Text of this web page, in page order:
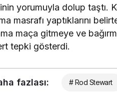
yorumuyla dolup taştı.
masrafı yaptıklarını
maça gitmeye ve
tepki gösterdi.
fazlası: # Rod Stewart